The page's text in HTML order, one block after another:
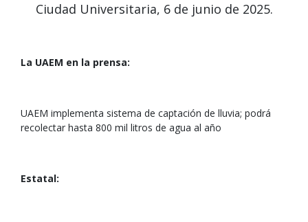
Ciudad Universitaria, 6 de junio de 2025.
La UAEM en la prensa:
UAEM implementa sistema de captación de lluvia; podrá
recolectar hasta 800 mil litros de agua al año
Estatal: